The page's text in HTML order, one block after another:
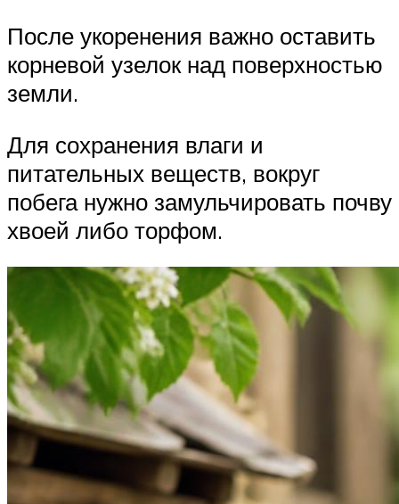
После укоренения важно оставить
корневой узелок над поверхностью
земли.
Для сохранения влаги и
питательных веществ, вокруг
побега нужно замульчировать почву
хвоей либо торфом.